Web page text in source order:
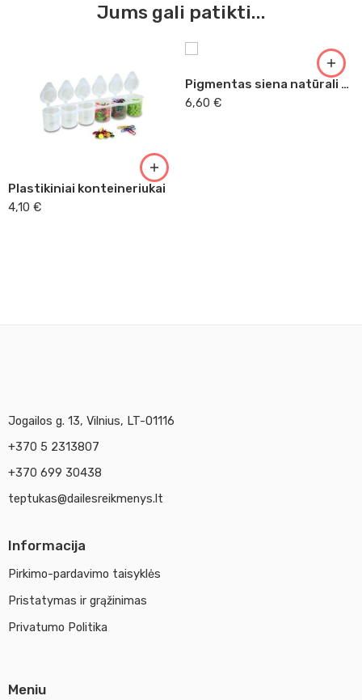
Jums gali patikti...
Plastikiniai konteineriukai
4,10 €
Pigmentas siena natūrali prancūziška 50g Kr
6,60 €
Jogailos g. 13, Vilnius, LT-01116
+370 5 2313807
+370 699 30438
teptukas@dailesreikmenys.lt
Informacija
Pirkimo-pardavimo taisyklės
Pristatymas ir grąžinimas
Privatumo Politika
Meniu